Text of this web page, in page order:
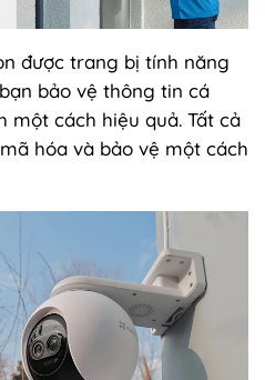
được trang bị tính năng
bảo vệ thông tin cá
một cách hiệu quả. Tất cả
hóa và bảo vệ một cách